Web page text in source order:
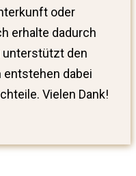
oder
erhalte dadurch
unterstützt den
entstehen dabei
Vielen Dank!